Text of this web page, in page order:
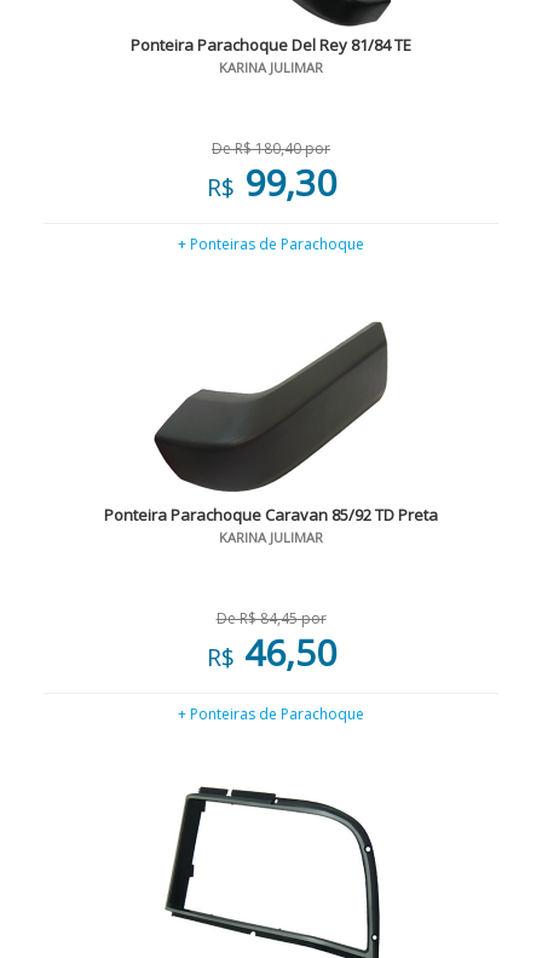
Ponteira Parachoque Del Rey 81/84 TE
KARINA JULIMAR
De R$ 180,40 por
R$ 99,30
+ Ponteiras de Parachoque
Ponteira Parachoque Caravan 85/92 TD Preta
KARINA JULIMAR
De R$ 84,45 por
R$ 46,50
+ Ponteiras de Parachoque